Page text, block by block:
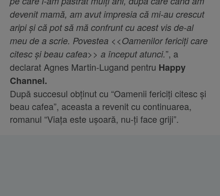
devenit mamă, am avut impresia că mi-au crescut
aripi și că pot să mă confrunt cu acest vis de-al
meu de a scrie. Povestea <<Oamenilor fericiți care
citesc și beau cafea>> a început atunci.”, a
declarat Agnes Martin-Lugand pentru Happy
Channel.
După succesul obținut cu “Oamenii fericiți citesc și
beau cafea”, aceasta a revenit cu continuarea,
romanul “Viața este ușoară, nu-ți face griji”.